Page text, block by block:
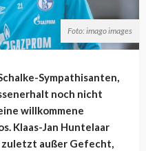
Foto: imago images
Sympathisanten,
noch nicht
willkommene
Klaas-Jan Huntelaar
zuletzt außer Gefecht,